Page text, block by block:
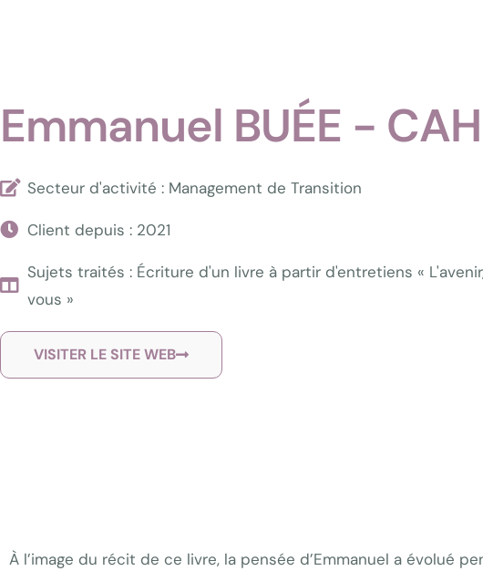
Emmanuel BUÉE -
Secteur d'activité : Management de Transition
Client depuis : 2021
Sujets traités : Écriture d'un livre à partir d'entretiens «
vous »
VISITER LE SITE WEB
À l’image du récit de ce livre, la pensée d’Emmanuel a évolué